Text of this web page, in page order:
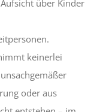
über Kinder
keinerlei
oder aus